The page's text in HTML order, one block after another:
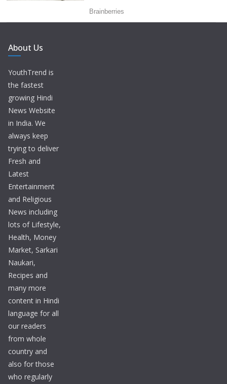
About Us
YouthTrend is
the fastest
growing Hindi
News Website
in India. We
always keep
trying to deliver
Fresh and
Latest
Entertainment
and Religious
News including
lots of Lifestyle,
Health, Money
Market, Sarkari
Naukari,
Recipes and
many more
content in Hindi
language for all
our readers
from whole
country and
also for those
who regularly